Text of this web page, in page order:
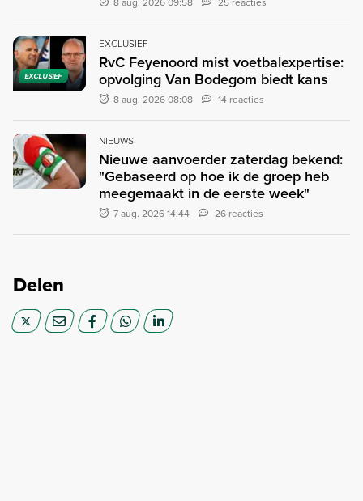
EXCLUSIEF
EXCLUSIEF
RvC Feyenoord mist voetbalexpertise:
opvolging Van Bodegom biedt kans
8 aug. 2026 08:08 14 reacties
NIEUWS
Nieuwe aanvoerder zaterdag bekend:
"Gebaseerd op hoe ik de groep heb
meegemaakt in de eerste week"
7 aug. 2026 14:44 26 reacties
Delen